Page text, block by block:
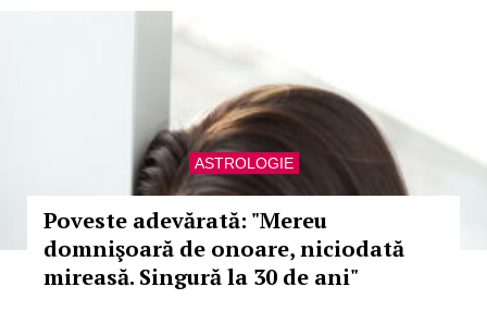
ASTROLOGIE
Poveste adevărată: "Mereu
domnişoară de onoare, niciodată
mireasă. Singură la 30 de ani"